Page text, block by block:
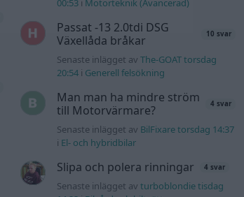
00:53i Motorteknik (Avancerad)
Passat -13 2.0tdi DSG
Växellåda bråkar
10 svar
Senaste inlägget av The-GOAT torsdag
20:54i Generell felsökning
Man man ha mindre ström
till Motorvärmare?
4 svar
Senaste inlägget av BilFixare torsdag 14:37
i El- och hybridbilar
Slipa och polera rinningar 4 svar
Senaste inlägget av turboblondie tisdag